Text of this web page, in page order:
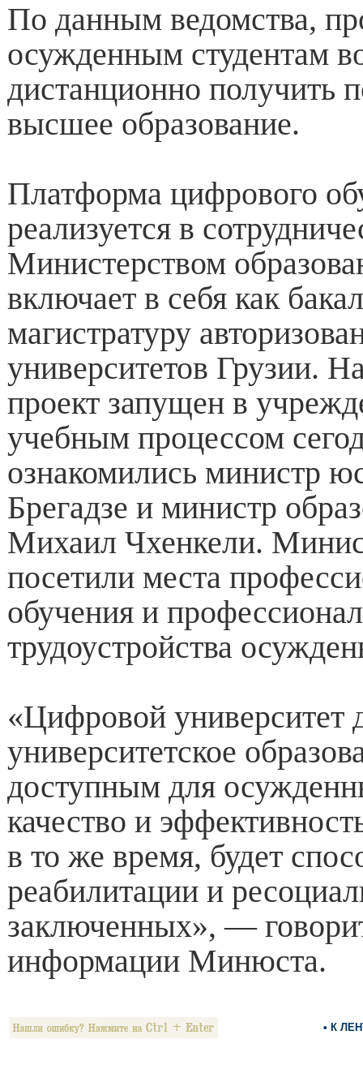
По данным ведомства,
осужденным студентам
дистанционно получить
высшее образование.
Платформа цифрового
реализуется в
Министерством
включает в себя как
магистратуру
университетов Грузии.
проект запущен в
учебным процессом
ознакомились министр
Брегадзе и министр
Михаил Чхенкели.
посетили места
обучения и
трудоустройства
«Цифровой университет
университетское
доступным для
качество и
в то же время, будет
реабилитации и
заключенных», —
информации Минюста.
• К